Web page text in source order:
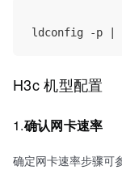
H3c 机型配置
1.确认网卡速率
确定网卡速率步骤可